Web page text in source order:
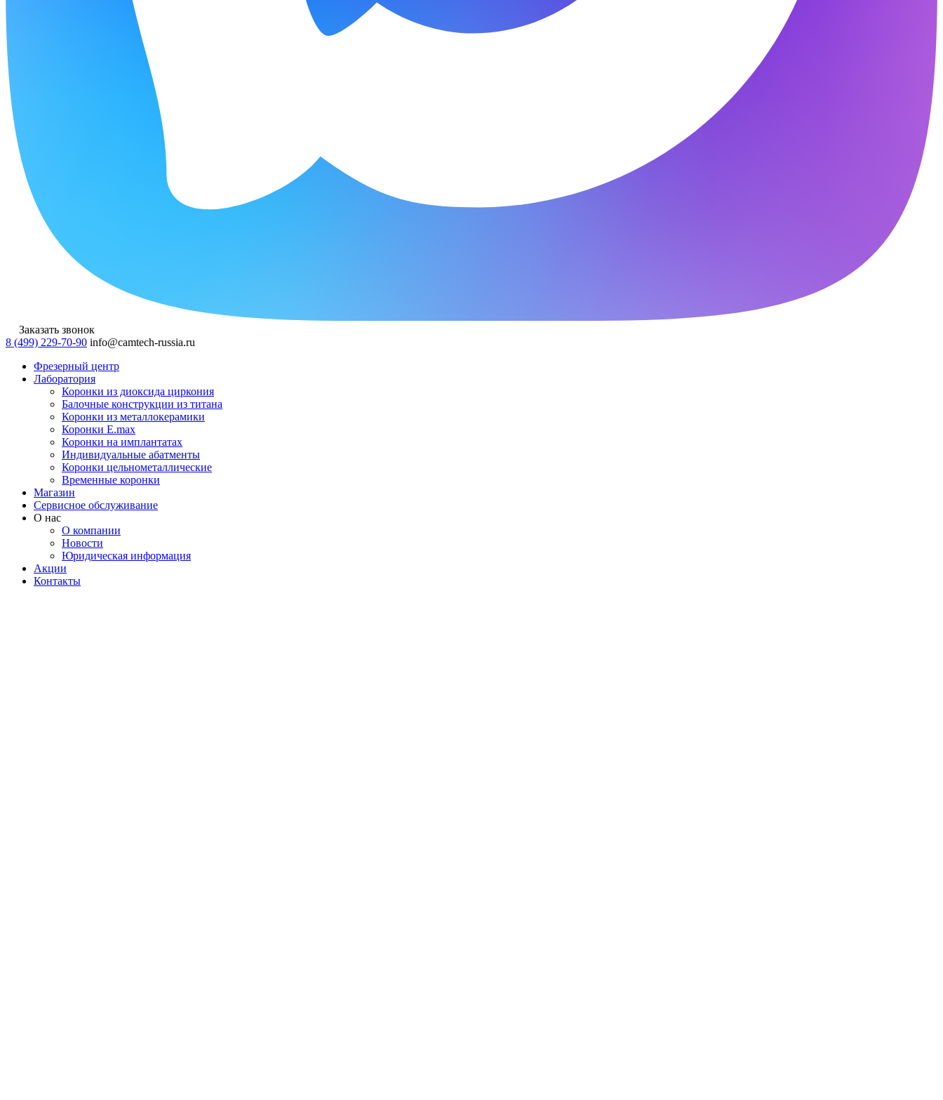
Заказать звонок
8 (499) 229-70-90 info@camtech-russia.ru
Фрезерный центр
Лаборатория
Коронки из диоксида циркония
Балочные конструкции из титана
Коронки из металлокерамики
Коронки E.max
Коронки на имплантатах
Индивидуальные абатменты
Коронки цельнометаллические
Временные коронки
Магазин
Сервисное обслуживание
О нас
О компании
Новости
Юридическая информация
Акции
Контакты